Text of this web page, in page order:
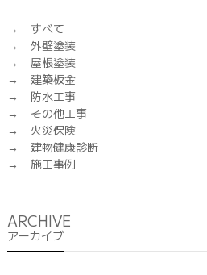
すべて
外壁塗装
屋根塗装
建築板金
防水工事
その他工事
火災保険
建物健康診断
施工事例
ARCHIVE
アーカイブ